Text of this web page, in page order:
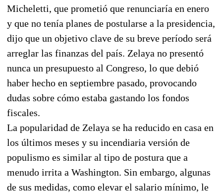
Micheletti, que prometió que renunciaría en enero
y que no tenía planes de postularse a la presidencia,
dijo que un objetivo clave de su breve período será
arreglar las finanzas del país. Zelaya no presentó
nunca un presupuesto al Congreso, lo que debió
haber hecho en septiembre pasado, provocando
dudas sobre cómo estaba gastando los fondos
fiscales.
La popularidad de Zelaya se ha reducido en casa en
los últimos meses y su incendiaria versión de
populismo es similar al tipo de postura que a
menudo irrita a Washington. Sin embargo, algunas
de sus medidas, como elevar el salario mínimo, le